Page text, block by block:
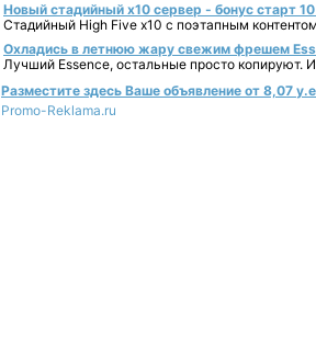
Новый стадийный х10 сервер - бонус старт
Стадийный High Five x10 с поэтапным
Охладись в летнюю жару свежим фрешем
Лучший Essence, остальные просто копируют.
Разместите здесь Ваше объявление от 8,07
Promo-Reklama.ru